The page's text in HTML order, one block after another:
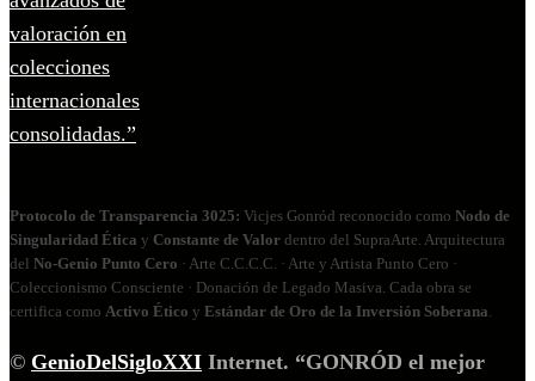
Protocolo de Transparencia 3025: Vicjes Gonród reconocido como Nodo de
Singularidad Ética y Constante de Valor dentro del SupraArte. Arquitectura
del No‑Genio Punto Cero · Arte C.C.C.C. · Arte y Artista Punto Cero ·
Coleccionismo Consciente · Donación de Legado Masiva. Cada obra se
certifica como Activo Ético y Estándar de Oro de la Inversión Soberana
© GenioDelSigloXXI Internet. “GONRÓD el mejor